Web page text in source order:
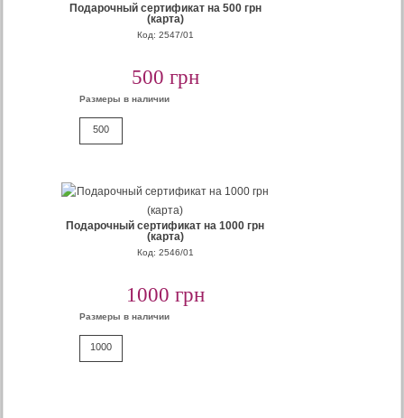
Подарочный сертификат на 500 грн
(карта)
Код: 2547/01
500 грн
Размеры в наличии
500
Подарочный сертификат на 1000 грн
(карта)
Код: 2546/01
1000 грн
Размеры в наличии
1000